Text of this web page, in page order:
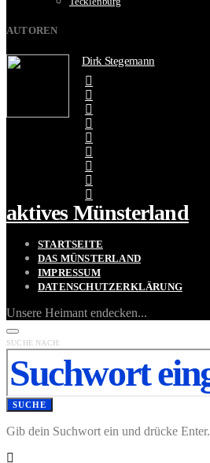
AUTOREN
Dirk Stegemann
aktives Münsterland
STARTSEITE
DAS MÜNSTERLAND
IMPRESSUM
DATENSCHUTZERKLÄRUNG
Unsere Heimant endecken...
SUCHE NACH:
SUCHE
Gib dein Suchwort ein und drücke Enter.